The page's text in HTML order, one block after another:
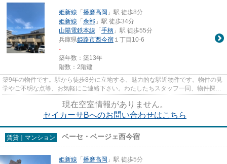
姫新線 「播磨高岡 」駅 徒歩8分
姫新線 「余部 」駅 徒歩34分
山陽電鉄本線 「手柄 」駅 徒歩55分
兵庫県姫路市西今宿 １丁目10-6
-
築年数：築13年
階数：2階建
築9年の物件です。駅から徒歩8分に立地する、魅力的な駅近物件です。物件の見
学やご不明な点等、お気軽にご連絡下さい。わたしたちスタッフ一同、物件探し
のサポートを致します。
現在空室情報がありません。
セイカーサBへのお問い合わせはこちら
賃貸｜マンション ベーセ・ベージェ西今宿
姫新線 「播磨高岡 」駅 徒歩5分